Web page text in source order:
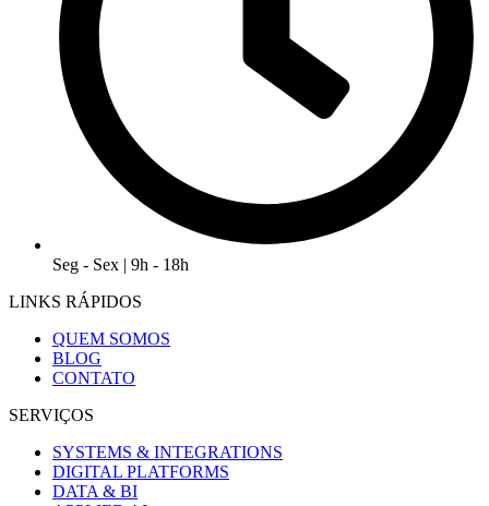
Seg - Sex | 9h - 18h
LINKS RÁPIDOS
QUEM SOMOS
BLOG
CONTATO
SERVIÇOS
SYSTEMS & INTEGRATIONS
DIGITAL PLATFORMS
DATA & BI